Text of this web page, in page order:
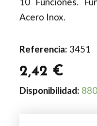
Acero Inox.
Referencia: 3451
2,42 €
Disponibilidad:
Navaja